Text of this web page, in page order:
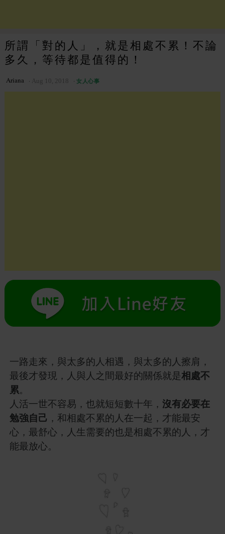
所謂「對的人」，就是相處不累！不論
多久，等待都是值得的！
Ariana Aug 10, 2018 女人心事
一路走來，與太多的人相遇，與太多的人擦肩，
最後才發現，人與人之間最好的關係就是相處不
累。
人活一世不容易，也就短短數十年， 沒有必要在
勉強自己 ，和相處不累的人在一起，才能最安
心，最舒心，人生需要的也是相處不累的人，才
能最放心。